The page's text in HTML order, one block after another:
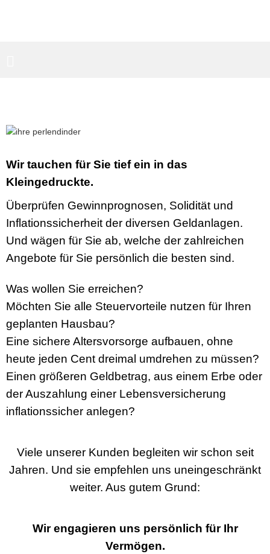
Wir tauchen für Sie tief ein in das
Kleingedruckte.
Überprüfen Gewinnprognosen, Solidität und
Inflationssicherheit der diversen Geldanlagen.
Und wägen für Sie ab, welche der zahlreichen
Angebote für Sie persönlich die besten sind.
Was wollen Sie erreichen?
Möchten Sie alle Steuervorteile nutzen für Ihren
geplanten Hausbau?
Eine sichere Altersvorsorge aufbauen, ohne
heute jeden Cent dreimal umdrehen zu müssen?
Einen größeren Geldbetrag, aus einem Erbe oder
der Auszahlung einer Lebensversicherung
inflationssicher anlegen?
Viele unserer Kunden begleiten wir schon seit
Jahren. Und sie empfehlen uns uneingeschränkt
weiter. Aus gutem Grund:
Wir engagieren uns persönlich für Ihr
Vermögen.